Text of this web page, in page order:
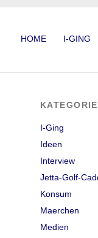
HOME I-GING
I-Ging
Ideen
Interview
Jetta-Golf-
Konsum
Maerchen
Medien